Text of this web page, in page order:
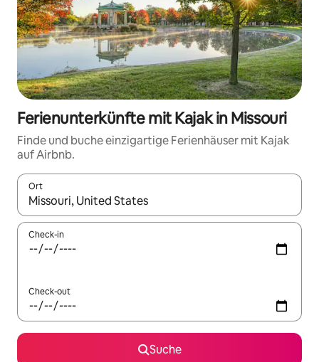
Ferienunterkünfte mit Kajak in Missouri
Finde und buche einzigartige Ferienhäuser mit Kajak
auf Airbnb.
Ort
Wenn Ergebnisse verfügbar sind, navigiere mit den
Check-in
Check-out
Suche